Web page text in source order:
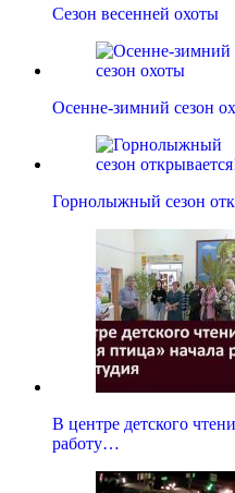
Сезон весенней охоты
Осенне-зимний сезон
Горнолыжный сезон
В центре детского
работу…